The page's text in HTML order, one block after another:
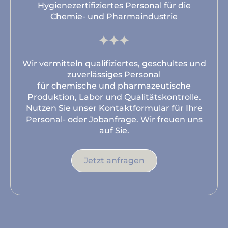
Hygienezertifiziertes Personal für die
Chemie- und Pharmaindustrie
Wir vermitteln qualifiziertes, geschultes und
zuverlässiges Personal
für chemische und pharmazeutische
Produktion, Labor und Qualitätskontrolle.
Nutzen Sie unser Kontaktformular für Ihre
Personal- oder Jobanfrage. Wir freuen uns
auf Sie.
Jetzt anfragen